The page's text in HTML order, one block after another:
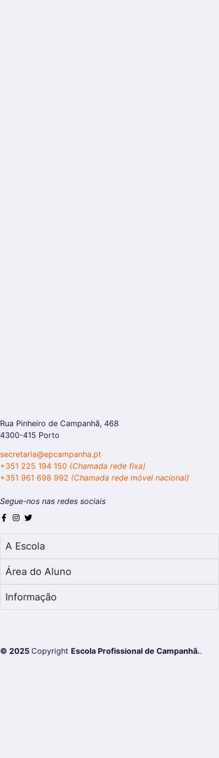
Rua Pinheiro de Campanhã, 468
4300-415 Porto
secretaria@epcampanha.pt
+351 225 194 150 (Chamada rede fixa)
+351 961 698 992 (Chamada rede móvel nacional)
Segue-nos nas redes sociais
A Escola
Área do Aluno
Informação
© 2025 Copyright Escola Profissional de Campanhã..